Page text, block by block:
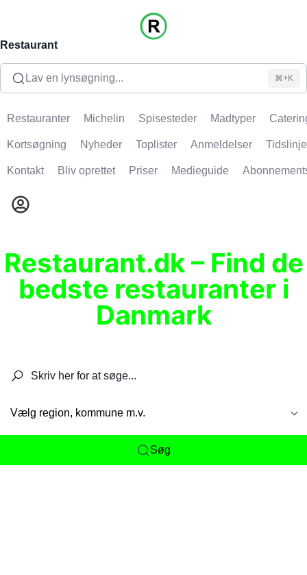
Restaurant
Lav en lynsøgning... ⌘+K
Restauranter Michelin Spisesteder Madtyper
Kortsøgning Nyheder Toplister Anmeldelser Tidslinje
Kontakt Bliv oprettet Priser Medieguide
Restaurant.dk – Find de
bedste restauranter i
Danmark
Vælg region, kommune m.v.
Søg